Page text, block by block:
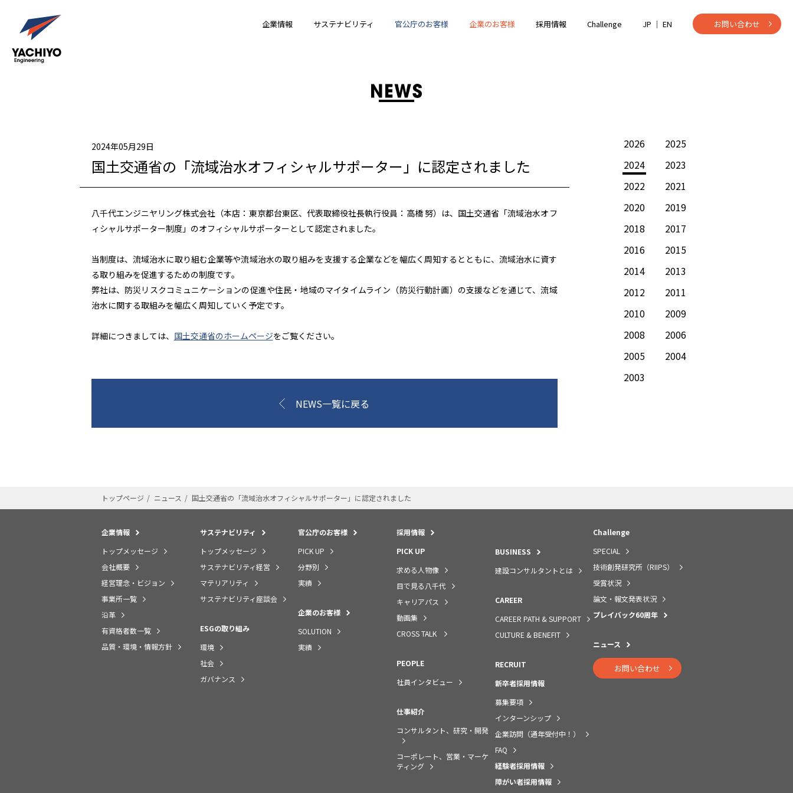
企業情報 サステナビリティ 官公庁のお客様 企業のお客様 採用情報 Challenge JP ｜ EN お問い合わせ
2024年05月29日
国土交通省の「流域治水オフィシャルサポーター」に認定されました
八千代エンジニヤリング株式会社（本店：東京都台東区、代表取締役社長執行役員：高橋 努）は、国土交通省「流域治水オフ
ィシャルサポーター制度」のオフィシャルサポーターとして認定されました。
当制度は、流域治水に取り組む企業等や流域治水の取り組みを支援する企業などを幅広く周知するとともに、流域治水に資す
る取り組みを促進するための制度です。
弊社は、防災リスクコミュニケーションの促進や住民・地域のマイタイムライン（防災行動計画）の支援などを通じて、流域
治水に関する取組みを幅広く周知していく予定です。
詳細につきましては、 国土交通省のホームページをご覧ください。
NEWS一覧に戻る
2026
2025
2024
2023
2022
2021
2020
2019
2018
2017
2016
2015
2014
2013
2012
2011
2010
2009
2008
2006
2005
2004
2003
トップページ ニュース 国土交通省の「流域治水オフィシャルサポーター」に認定されました
企業情報
トップメッセージ
会社概要
経営理念・ビジョン
事業所一覧
沿革
有資格者数一覧
品質・環境・情報方針
サステナビリティ
トップメッセージ
サステナビリティ経営
マテリアリティ
サステナビリティ座談会
ESGの取り組み
環境
社会
ガバナンス
官公庁のお客様
PICK UP
分野別
実績
企業のお客様
SOLUTION
実績
採用情報
PICK UP
求める人物像
目で見る八千代
キャリアパス
動画集
CROSS TALK
PEOPLE
社員インタビュー
仕事紹介
コンサルタント、研究・開発
コーポレート、営業・マーケ
ティング
BUSINESS
建設コンサルタントとは
CAREER
CAREER PATH & SUPPORT
CULTURE & BENEFIT
RECRUIT
新卒者採用情報
募集要項
インターンシップ
企業訪問（通年受付中！）
FAQ
経験者採用情報
障がい者採用情報
Challenge
SPECIAL
技術創発研究所（RIIPS）
受賞状況
論文・報文発表状況
プレイバック60周年
ニュース
お問い合わせ